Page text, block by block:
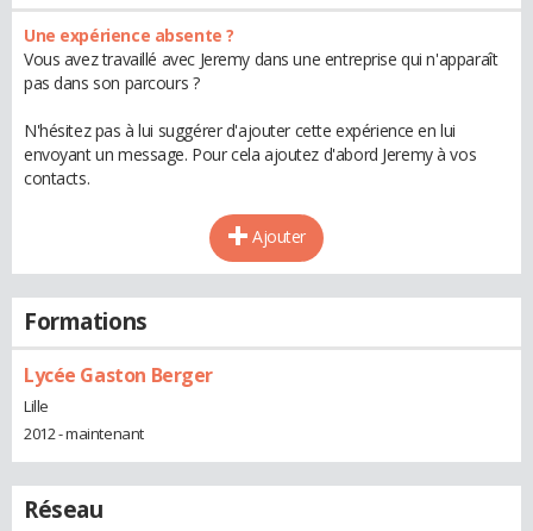
Une expérience absente ?
Vous avez travaillé avec Jeremy dans une entreprise qui n'apparaît
pas dans son parcours ?
N'hésitez pas à lui suggérer d'ajouter cette expérience en lui
envoyant un message. Pour cela ajoutez d'abord Jeremy à vos
contacts.
Ajouter
Formations
Lycée Gaston Berger
Lille
2012 - maintenant
Réseau